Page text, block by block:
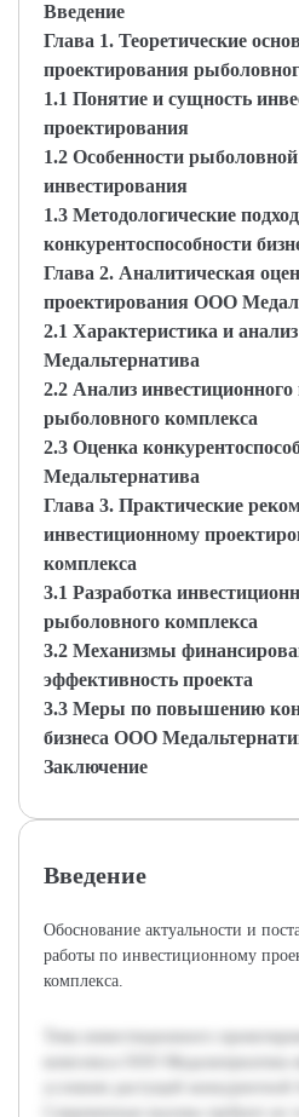
Введение
Глава 1. Теоретические
проектирования
1.1 Понятие и сущность
проектирования
1.2 Особенности
инвестирования
1.3 Методологические
конкурентоспособности
Глава 2. Аналитическая
проектирования ООО
2.1 Характеристика и
Медальтернатива
2.2 Анализ инвестиционного
рыболовного комплекса
2.3 Оценка
Медальтернатива
Глава 3. Практические
инвестиционному
комплекса
3.1 Разработка
рыболовного комплекса
3.2 Механизмы
эффективность проекта
3.3 Меры по повышению
бизнеса ООО
Заключение
Введение
Обоснование актуальности и
работы по инвестиционному
комплекса.